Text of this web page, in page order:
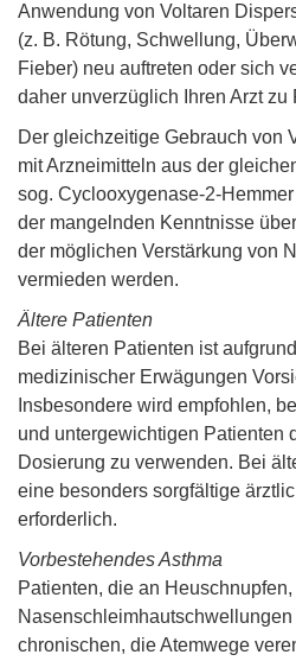
Anwendung von Voltaren
(z. B. Rötung, Schwellung,
Fieber) neu auftreten oder sich
daher unverzüglich Ihren Arzt zu
Der gleichzeitige Gebrauch von
mit Arzneimitteln aus der
sog. Cyclooxygenase-2-
der mangelnden Kenntnisse
der möglichen Verstärkung von
vermieden werden.
Ältere Patienten
Bei älteren Patienten ist
medizinischer Erwägungen
Insbesondere wird empfohlen,
und untergewichtigen Patienten
Dosierung zu verwenden. Bei
eine besonders sorgfältige
erforderlich.
Vorbestehendes Asthma
Patienten, die an Heuschnupfen,
chronischen, die Atemwege